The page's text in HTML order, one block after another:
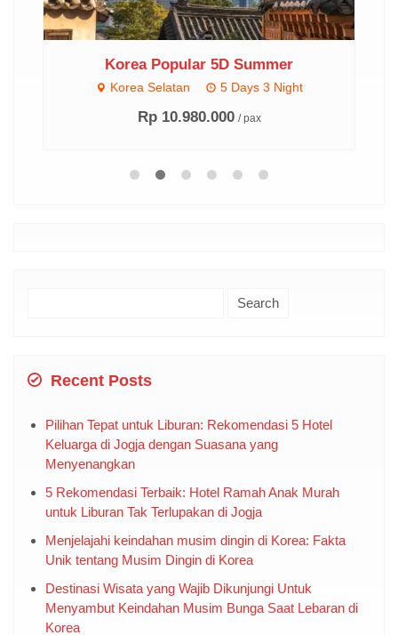
Korea Popular 5D Summer
Korea Selatan 5 Days 3 Night
Rp 10.980.000 / pax
Recent Posts
Pilihan Tepat untuk Liburan: Rekomendasi 5 Hotel
Keluarga di Jogja dengan Suasana yang
Menyenangkan
5 Rekomendasi Terbaik: Hotel Ramah Anak Murah
untuk Liburan Tak Terlupakan di Jogja
Menjelajahi keindahan musim dingin di Korea: Fakta
Unik tentang Musim Dingin di Korea
Destinasi Wisata yang Wajib Dikunjungi Untuk
Menyambut Keindahan Musim Bunga Saat Lebaran di
Korea